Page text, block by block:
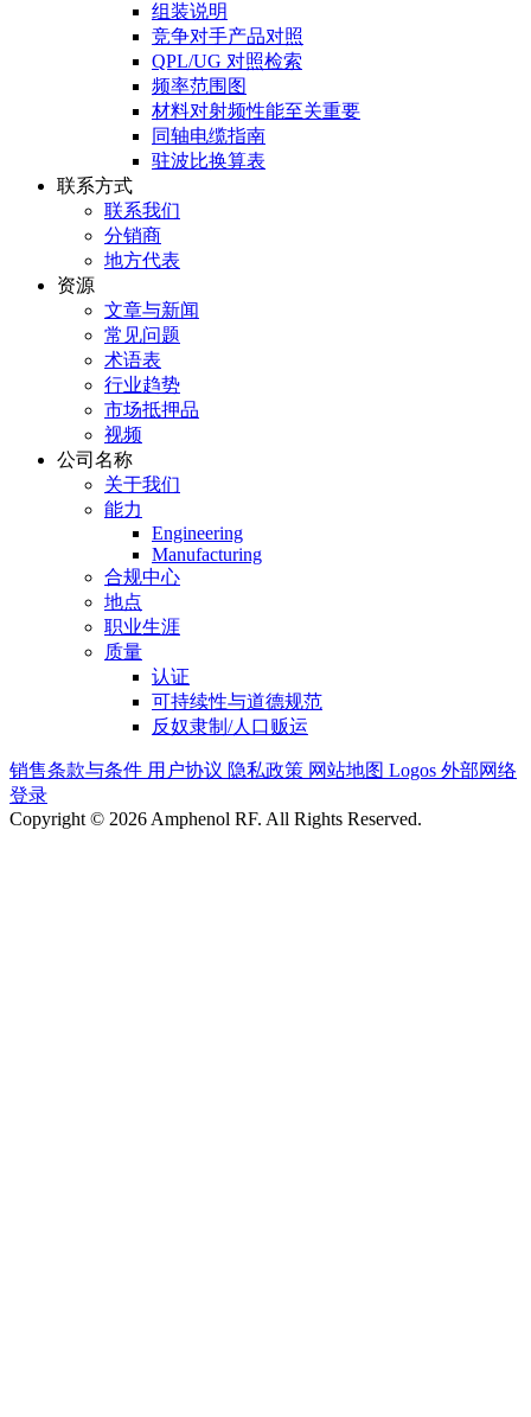
组装说明
竞争对手产品对照
QPL/UG 对照检索
频率范围图
材料对射频性能至关重要
同轴电缆指南
驻波比换算表
联系方式
联系我们
分销商
地方代表
资源
文章与新闻
常见问题
术语表
行业趋势
市场抵押品
视频
公司名称
关于我们
能力
Engineering
Manufacturing
合规中心
地点
职业生涯
质量
认证
可持续性与道德规范
反奴隶制/人口贩运
销售条款与条件 用户协议 隐私政策 网站地图 Logos 外部网络
登录
Copyright © 2026 Amphenol RF. All Rights Reserved.